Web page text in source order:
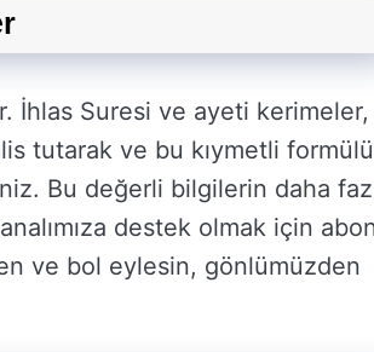
İhlas Suresi ve ayeti kerimeler,
tutarak ve bu kıymetli formülü
Bu değerli bilgilerin daha
destek olmak için
ve bol eylesin, gönlümüzden